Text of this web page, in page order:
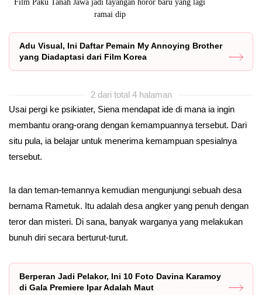
Film Paku Tanah Jawa jadi tayangan horor baru yang lagi
ramai dip
Adu Visual, Ini Daftar Pemain My Annoying Brother
yang Diadaptasi dari Film Korea
2 dari total 4 halaman
Usai pergi ke psikiater, Siena mendapat ide di mana ia ingin
membantu orang-orang dengan kemampuannya tersebut. Dari
situ pula, ia belajar untuk menerima kemampuan spesialnya
tersebut.
Ia dan teman-temannya kemudian mengunjungi sebuah desa
bernama Rametuk. Itu adalah desa angker yang penuh dengan
teror dan misteri. Di sana, banyak warganya yang melakukan
bunuh diri secara berturut-turut.
Berperan Jadi Pelakor, Ini 10 Foto Davina Karamoy
di Gala Premiere Ipar Adalah Maut